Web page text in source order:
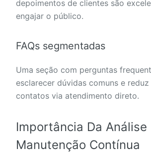
depoimentos de clientes são
engajar o público.
FAQs segmentadas
Uma seção com perguntas
esclarecer dúvidas comuns e
contatos via atendimento direto.
Importância Da Análise
Manutenção Contínua